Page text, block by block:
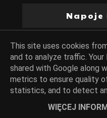
alkohol w potrawach
kawa (64) nalewki (61)
napoje alkoholowe (109)
syropy (52)
This site uses cookies
and to analyze traffic.
shared with Google along
metrics to ensure quality
statistics, and to detect
WIĘCEJ